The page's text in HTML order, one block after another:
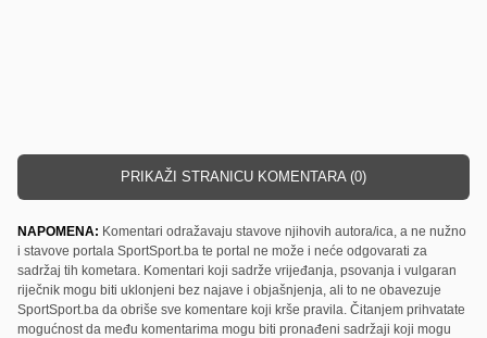
PRIKAŽI STRANICU KOMENTARA (0)
NAPOMENA: Komentari odražavaju stavove njihovih autora/ica, a ne nužno
i stavove portala SportSport.ba te portal ne može i neće odgovarati za
sadržaj tih kometara. Komentari koji sadrže vrijeđanja, psovanja i vulgaran
riječnik mogu biti uklonjeni bez najave i objašnjenja, ali to ne obavezuje
SportSport.ba da obriše sve komentare koji krše pravila. Čitanjem prihvatate
mogućnost da među komentarima mogu biti pronađeni sadržaji koji mogu